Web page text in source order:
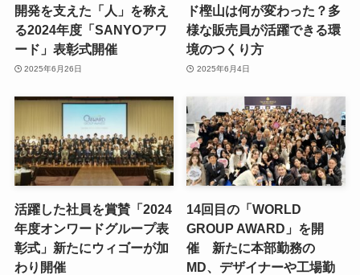
開発を支えた「人」を称え
る2024年度「SANYOアワ
ード」表彰式開催
2025年6月26日
ド樫山は何が変わった？多
様な販売員が活躍できる環
境のつくり方
2025年6月4日
活躍した社員を賞賛「2024
年度オンワードグループ表
彰式」新たにウィゴーが加
わり開催
14回目の「WORLD
GROUP AWARD」を開
催 新たに本部勤務の
MD、デザイナーや工場勤